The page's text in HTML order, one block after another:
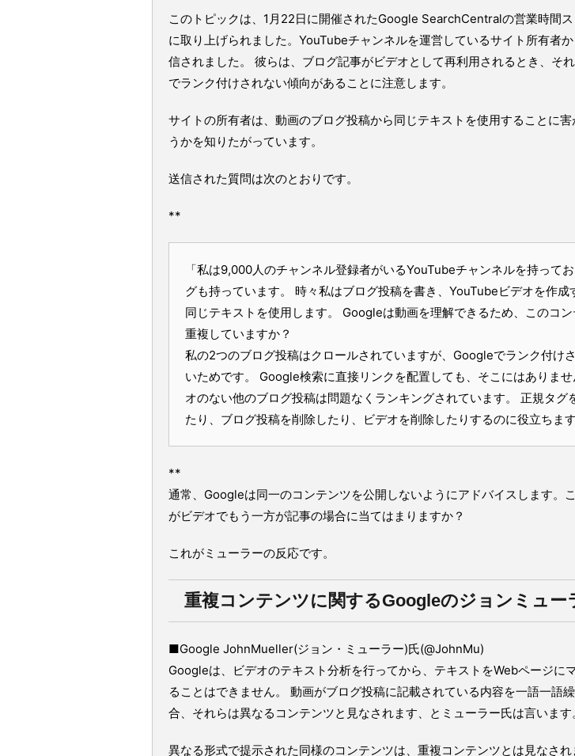
このトピックは、1月22日に開催されたGoogle SearchCentralの営業時間
に取り上げられました。YouTubeチャンネルを運営しているサイト所有者
信されました。 彼らは、ブログ記事がビデオとして再利用されるとき、そ
でランク付けされない傾向があることに注意します。
サイトの所有者は、動画のブログ投稿から同じテキストを使用することに
うかを知りたがっています。
送信された質問は次のとおりです。
**
「私は9,000人のチャンネル登録者がいるYouTubeチャンネルを持って
グも持っています。 時々私はブログ投稿を書き、YouTubeビデオを作成
同じテキストを使用します。 Googleは動画を理解できるため、このコ
重複していますか？
私の2つのブログ投稿はクロールされていますが、Googleでランク付け
いためです。 Google検索に直接リンクを配置しても、そこにはありま
オのない他のブログ投稿は問題なくランキングされています。 正規タグ
たり、ブログ投稿を削除したり、ビデオを削除したりするのに役立ちます
**
通常、Googleは同一のコンテンツを公開しないようにアドバイスします。
がビデオでもう一方が記事の場合に当てはまりますか？
これがミューラーの反応です。
重複コンテンツに関するGoogleのジョンミュー
■Google JohnMueller(ジョン・ミューラー)氏(@JohnMu)
Googleは、ビデオのテキスト分析を行ってから、テキストをWebページに
ることはできません。 動画がブログ投稿に記載されている内容を一語一語
合、それらは異なるコンテンツと見なされます、とミューラー氏は言います
異なる形式で提示された同様のコンテンツは、重複コンテンツとは見なされ